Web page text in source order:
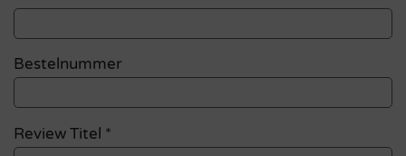
Bestelnummer
Review Titel *